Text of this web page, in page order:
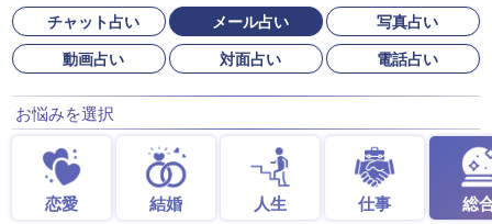
チャット占い メール占い
写真占い
動画占い
対面占い 電話占い
お悩みを選択
恋愛 結婚 人生 仕事 総